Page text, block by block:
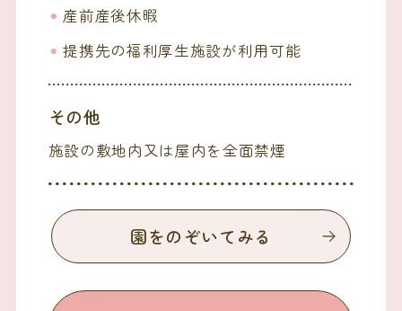
産前産後休暇
提携先の福利厚生施設が利用可能
その他
施設の敷地内又は屋内を全面禁煙
園をのぞいてみる